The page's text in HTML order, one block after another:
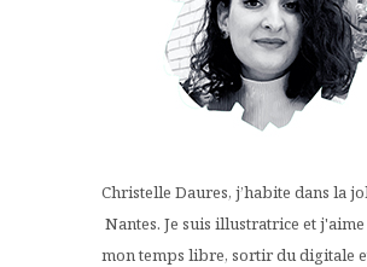
Christelle Daures, j’habite dans la
Nantes. Je suis illustratrice et
mon temps libre, sortir du digitale